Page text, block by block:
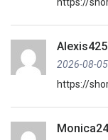
https://
2026-08-
https://